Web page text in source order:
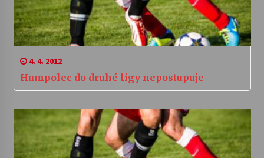
4. 4. 2012
Humpolec do druhé ligy nepostupuje